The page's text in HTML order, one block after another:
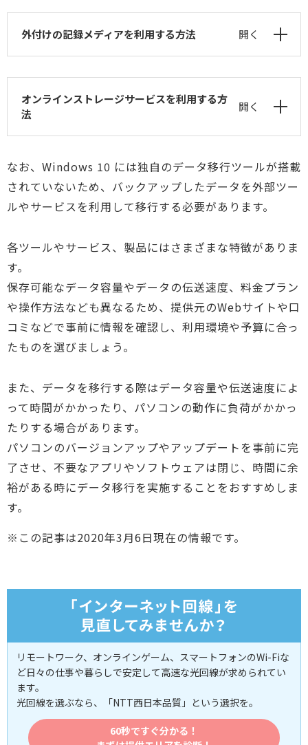
外付けの記録メディアを利用する方法 開く
オンラインストレージサービスを利用する方
法
開く
なお、Windows 10 には独自のデータ移行ツールが搭載
されていないため、バックアップしたデータを外部ツー
ルやサービスを利用して移行する必要があります。
各ツールやサービス、製品にはさまざまな特徴がありま
す。
保存可能なデータ容量やデータの伝送速度、料金プラン
や操作方法なども異なるため、提供元のWebサイトや口
コミなどで事前に情報を確認し、利用環境や予算に合っ
たものを選びましょう。
また、データを移行する際はデータ容量や伝送速度によ
って時間がかかったり、パソコンの動作に負荷がかかっ
たりする場合があります。
パソコンのバージョンアップやアップデートを事前に完
了させ、不要なアプリやソフトウェアは閉じ、時間に余
裕がある時にデータ移行を実施することをおすすめしま
す。
※この記事は2020年3月6日現在の情報です。
リモートワーク、オンラインゲーム、スマートフォンのWi-Fiな
ど日々の仕事や暮らしで安定して高速な光回線が求められてい
ます。
光回線を選ぶなら、「NTT西日本品質」という選択を。
60秒ですぐ分かる！